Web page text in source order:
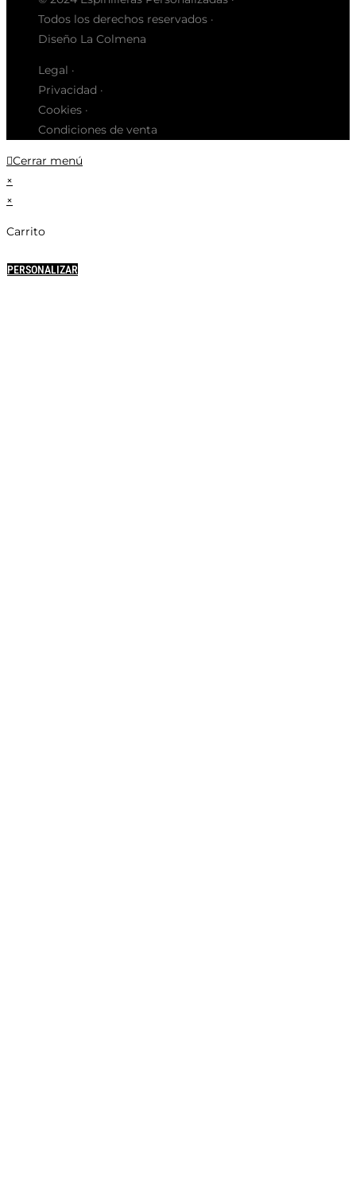
Todos los derechos reservados ·
Diseño La Colmena
Legal ·
Privacidad ·
Cookies ·
Condiciones de venta
Cerrar menú
×
×
Carrito
PERSONALIZAR